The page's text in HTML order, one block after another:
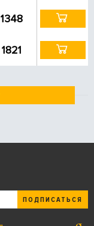
1348
1821
ПОДПИСАТЬСЯ